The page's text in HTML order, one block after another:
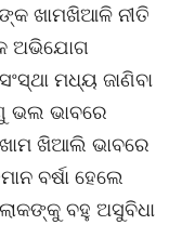
ଖାମଖିଆଳି ନୀତି
ଅଭିଯୋଗ
ମଧ୍ୟ ଜାଣିବା
ଭଲ ଭାବରେ
ଖିଆଲି ଭାବରେ
ବର୍ଷା ହେଲେ
ବହୁ ଅସୁବିଧା